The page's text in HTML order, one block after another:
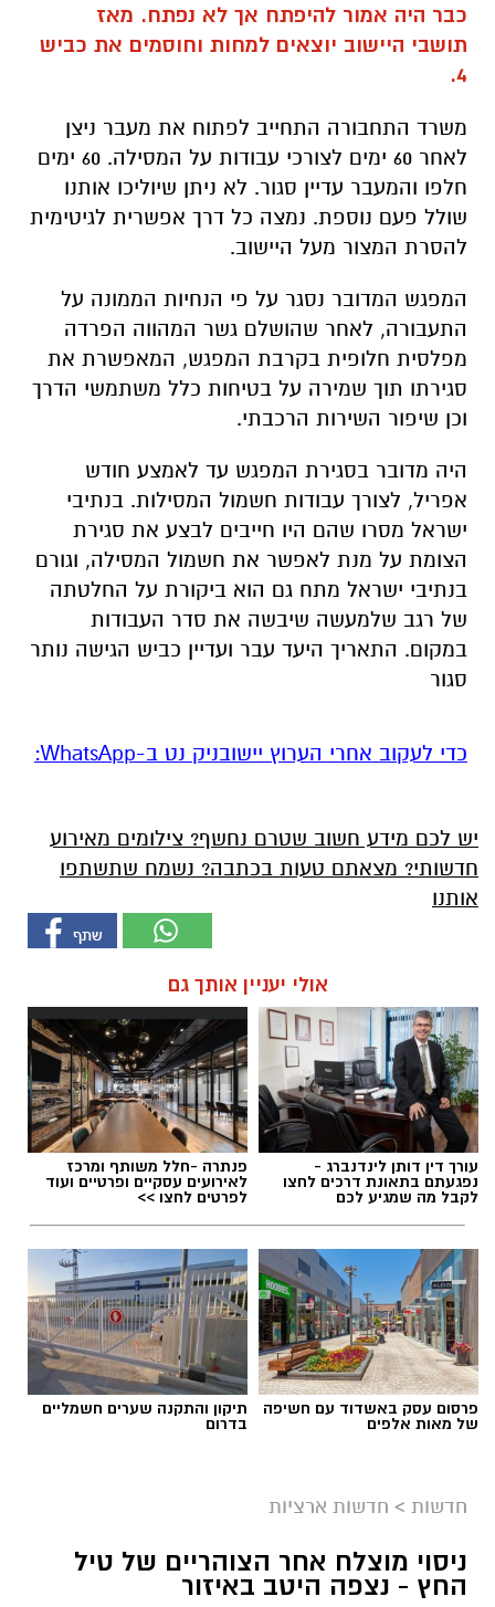
כבר היה אמור להיפתח אך לא נפתח. מאז
תושבי היישוב יוצאים למחות וחוסמים את כביש
4.
משרד התחבורה התחייב לפתוח את מעבר ניצן
לאחר 60 ימים לצורכי עבודות על המסילה. 60 ימים
חלפו והמעבר עדיין סגור. לא ניתן שיוליכו אותנו
שולל פעם נוספת. נמצה כל דרך אפשרית לגיטימית
להסרת המצור מעל היישוב.
המפגש המדובר נסגר על פי הנחיות הממונה על
התעבורה, לאחר שהושלם גשר המהווה הפרדה
מפלסית חלופית בקרבת המפגש, המאפשרת את
סגירתו תוך שמירה על בטיחות כלל משתמשי הדרך
וכן שיפור השירות הרכבתי.
היה מדובר בסגירת המפגש עד לאמצע חודש
אפריל, לצורך עבודות חשמול המסילות. בנתיבי
ישראל מסרו שהם היו חייבים לבצע את סגירת
הצומת על מנת לאפשר את חשמול המסילה, וגורם
בנתיבי ישראל מתח גם הוא ביקורת על החלטתה
של רגב שלמעשה שיבשה את סדר העבודות
במקום. התאריך היעד עבר ועדיין כביש הגישה נותר
סגור
‏כדי לעקוב אחרי הערוץ יישובניק נט ב-WhatsApp:‏‏‏
יש לכם מידע חשוב שטרם נחשף? צילומים מאירוע
חדשותי? מצאתם טעות בכתבה? נשמח שתשתפו
אותנו
אולי יעניין אותך גם
עורך דין דותן לינדנברג -
נפגעתם בתאונת דרכים לחצו
לקבל מה שמגיע לכם
פנתרה -חלל משותף ומרכז
לאירועים עסקיים ופרטיים ועוד
לפרטים לחצו >>
פרסום עסק באשדוד עם חשיפה
של מאות אלפים
תיקון והתקנה שערים חשמליים
בדרום
חדשות > חדשות ארציות
ניסוי מוצלח אחר הצוהריים של טיל
החץ - נצפה היטב באיזור